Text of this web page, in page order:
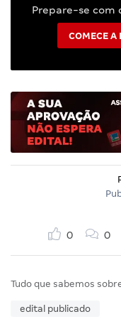
Prepare-se com
COMECE A
0 0
Tudo que sabemos
edital publicado